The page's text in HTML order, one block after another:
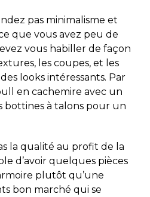
pas minimalisme et
que vous avez peu de
vous habiller de façon
les coupes, et les
looks intéressants. Par
en cachemire avec un
bottines à talons pour un
la qualité au profit de la
d’avoir quelques pièces
plutôt qu’une
bon marché qui se